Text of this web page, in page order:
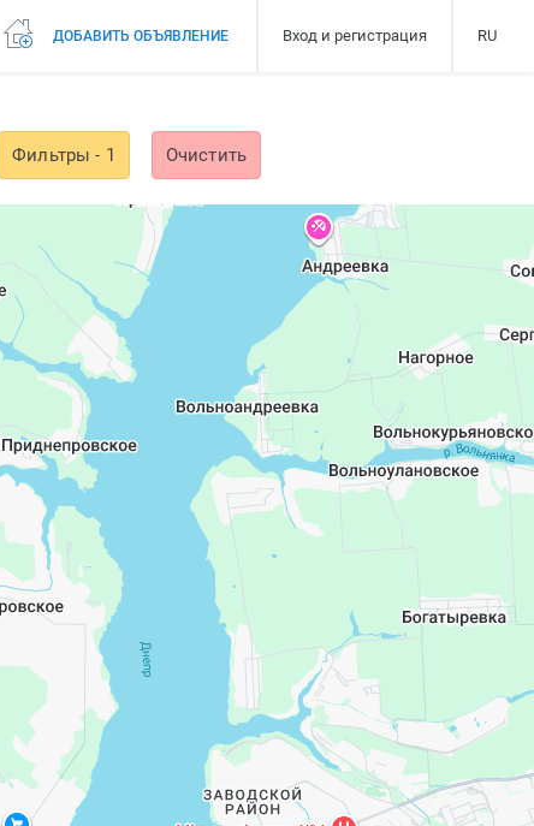
ДОБАВИТЬ ОБЪЯВЛЕНИЕ Вход и регистрация RU
Фильтры- 1 Очистить